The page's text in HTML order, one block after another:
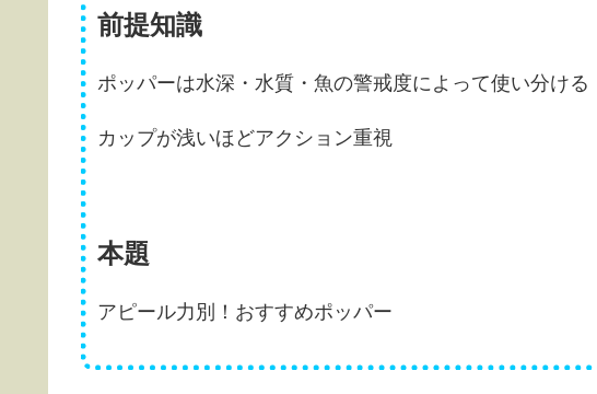
前提知識
ポッパーは水深・水質・魚の警戒度によって使い分ける
カップが浅いほどアクション重視
本題
アピール力別！おすすめポッパー